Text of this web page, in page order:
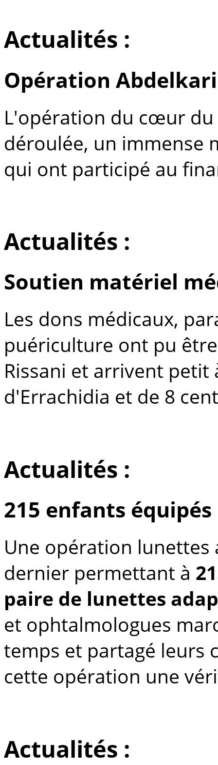
Actualités :
Opération
L'opération du cœur
déroulée, un immense
qui ont participé au
Actualités :
Soutien matériel
Les dons médicaux,
puériculture ont pu
Rissani et arrivent
d'Errachidia et de 8
Actualités :
215 enfants équipés
Une opération
dernier permettant à
paire de lunettes
et ophtalmologues
temps et partagé leurs
cette opération une
Actualités :